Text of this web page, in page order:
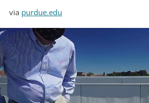
via purdue.edu